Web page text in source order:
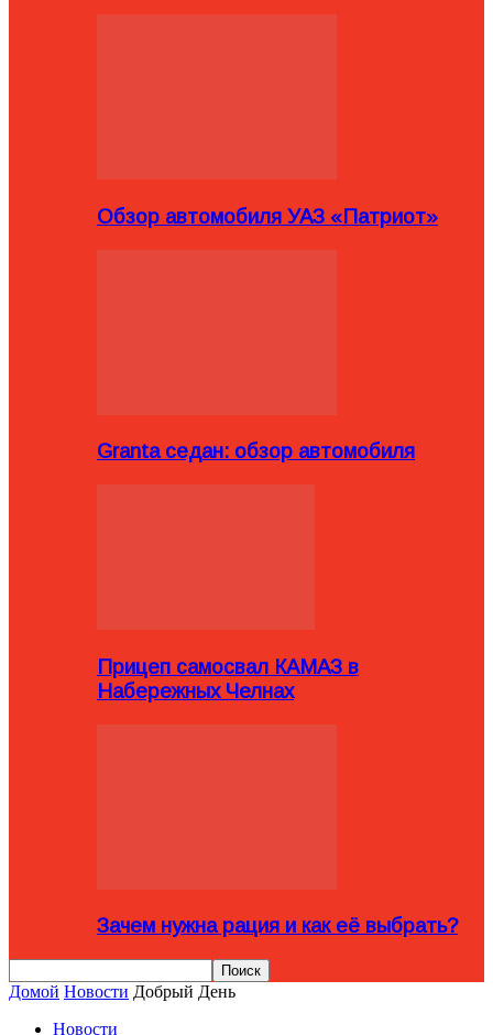
Обзор автомобиля УАЗ «Патриот»
Granta седан: обзор автомобиля
Прицеп самосвал КАМАЗ в
Набережных Челнах
Зачем нужна рация и как её выбрать?
Домой Новости Добрый День
Новости